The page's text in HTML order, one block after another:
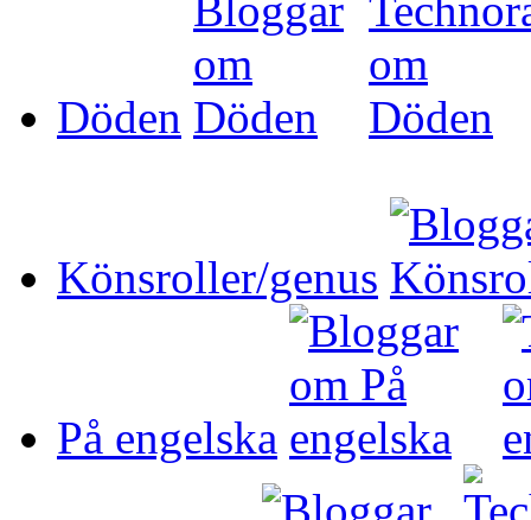
Döden
Könsroller/genus
På engelska